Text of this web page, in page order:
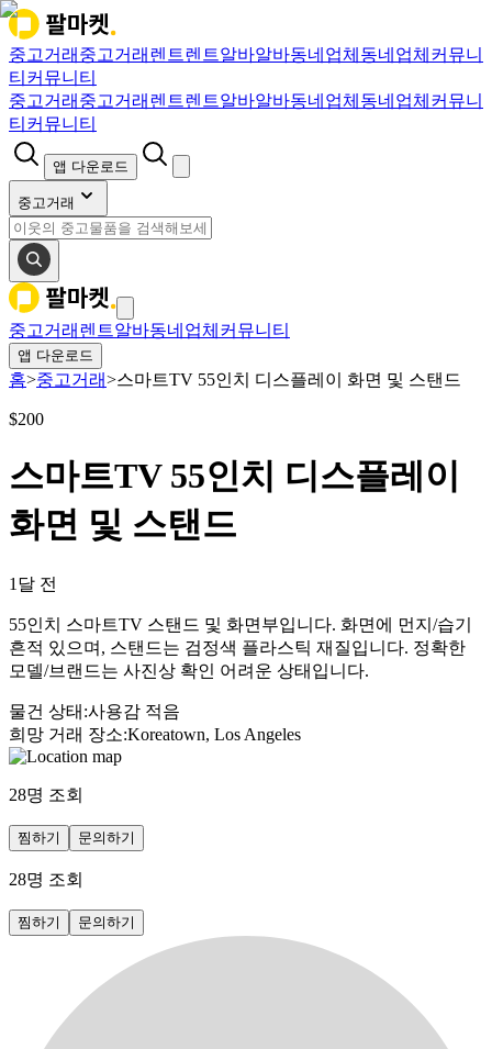
중고거래 중고거래 렌트렌트알바알바동네업체 동네업체 커뮤니
티 커뮤니티
중고거래 중고거래 렌트렌트알바알바동네업체 동네업체 커뮤니
티 커뮤니티
앱 다운로드
중고거래
중고거래 렌트알바동네업체 커뮤니티
앱 다운로드
홈>중고거래>스마트TV 55인치 디스플레이 화면 및 스탠드
$200
스마트TV 55인치 디스플레이
화면 및 스탠드
1달 전
55인치 스마트TV 스탠드 및 화면부입니다. 화면에 먼지/습기
흔적 있으며, 스탠드는 검정색 플라스틱 재질입니다. 정확한
모델/브랜드는 사진상 확인 어려운 상태입니다.
물건 상태 :사용감 적음
희망 거래 장소:Koreatown, Los Angeles
28명 조회
찜하기 문의하기
28명 조회
찜하기 문의하기